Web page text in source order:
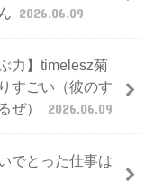
2026.06.09
力】timelesz菊
すごい（彼のす
ぜ）
2026.06.09
でとった仕事は